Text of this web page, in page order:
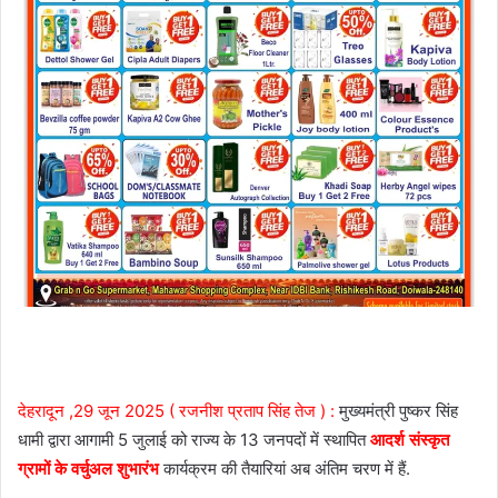
देहरादून ,29 जून 2025 ( रजनीश प्रताप सिंह तेज ) : मुख्यमंत्री पुष्कर सिंह
धामी द्वारा आगामी 5 जुलाई को राज्य के 13 जनपदों में स्थापितआदर्श संस्कृत
ग्रामों के वर्चुअल शुभारंभकार्यक्रम की तैयारियां अब अंतिम चरण में हैं.